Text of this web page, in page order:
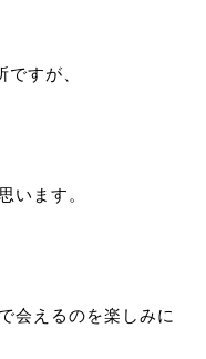
すが、
います。
会えるのを楽しみに